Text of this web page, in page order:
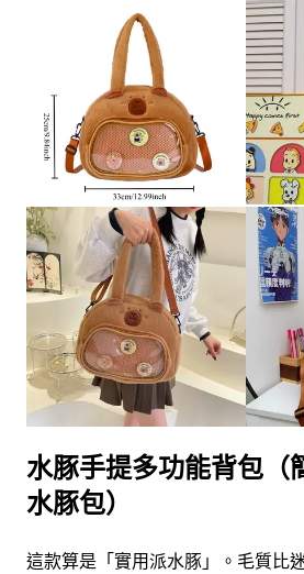
水豚手提多功能背包（
水豚包）
這款算是「實用派水豚」。毛質比